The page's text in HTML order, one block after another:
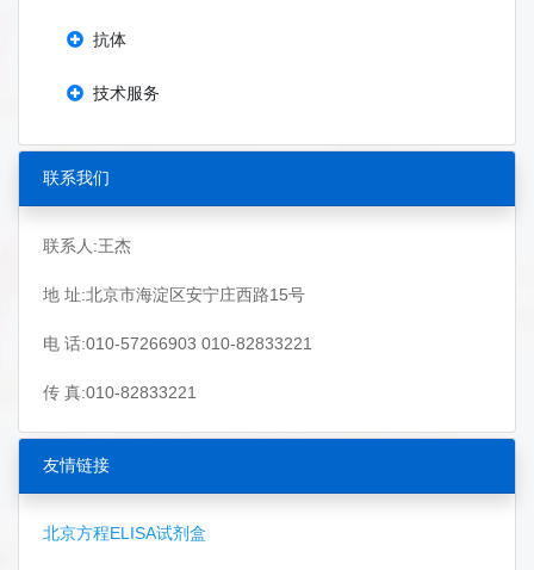
抗体
技术服务
联系我们
联系人:王杰
地 址:北京市海淀区安宁庄西路15号
电 话:010-57266903 010-82833221
传 真:010-82833221
友情链接
北京方程ELISA试剂盒